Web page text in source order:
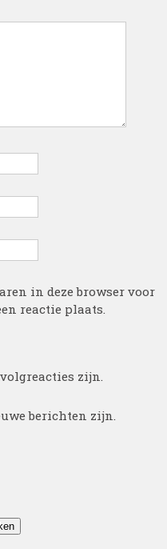
in deze browser voor
reactie plaats.
zijn.
berichten zijn.